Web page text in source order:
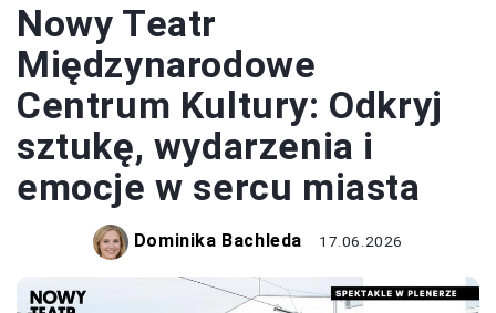
Nowy Teatr
Międzynarodowe
Centrum Kultury: Odkryj
sztukę, wydarzenia i
emocje w sercu miasta
Dominika Bachleda 17.06.2026